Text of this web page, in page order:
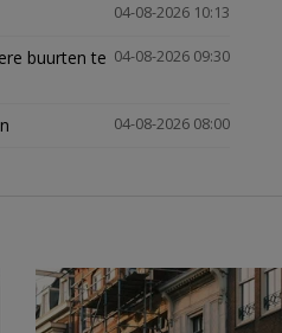
04-08-2026 10:13
04-08-2026 09:30
buurten te
04-08-2026 08:00